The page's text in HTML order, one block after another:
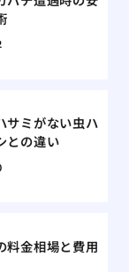
サミがない虫ハ
との違い
料金相場と費用